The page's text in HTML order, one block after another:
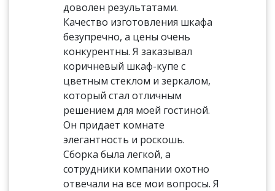
доволен результатами.
Качество изготовления шкафа
безупречно, а цены очень
конкурентны. Я заказывал
коричневый шкаф-купе с
цветным стеклом и зеркалом,
который стал отличным
решением для моей гостиной.
Он придает комнате
элегантность и роскошь.
Сборка была легкой, а
сотрудники компании охотно
отвечали на все мои вопросы. Я